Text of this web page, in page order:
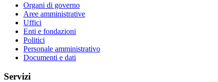
Organi di governo
Aree amministrative
Uffici
Enti e fondazioni
Politici
Personale amministrativo
Documenti e dati
Servizi